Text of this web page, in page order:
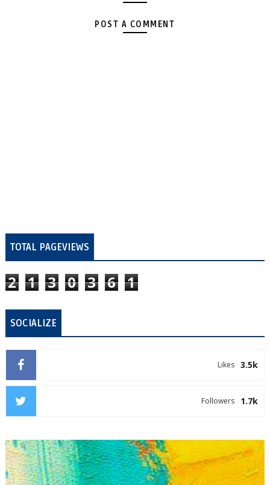
POST A COMMENT
TOTAL PAGEVIEWS
2 1 3 0 3 6 1
SOCIALIZE
3.5k
Likes
1.7k
Followers